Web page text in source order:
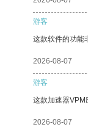
游客
这款软件的功能
2026-08-07
游客
这款加速器VPM
2026-08-07